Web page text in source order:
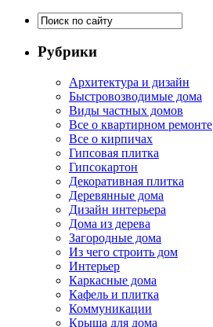
Рубрики
Архитектура и дизайн
Быстровозводимые дома
Виды частных домов
Все о квартирном ремонте
Все о кирпичах
Гипсовая плитка
Гипсокартон
Декоративная плитка
Деревянные дома
Дизайн интерьера
Дома из дерева
Загородные дома
Из чего строить дом
Интерьер
Каркасные дома
Кафель и плитка
Коммуникации
Крыша для дома